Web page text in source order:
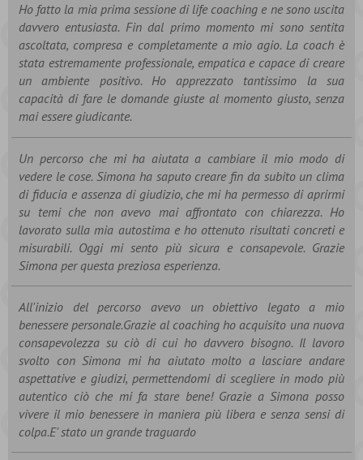
Ho fatto la mia prima sessione di life coaching e ne sono uscita
davvero entusiasta. Fin dal primo momento mi sono sentita
ascoltata, compresa e completamente a mio agio. La coach è
stata estremamente professionale, empatica e capace di creare
un ambiente positivo. Ho apprezzato tantissimo la sua
capacità di fare le domande giuste al momento giusto, senza
mai essere giudicante.
Un percorso che mi ha aiutata a cambiare il mio modo di
vedere le cose. Simona ha saputo creare fin da subito un clima
di fiducia e assenza di giudizio, che mi ha permesso di aprirmi
su temi che non avevo mai affrontato con chiarezza. Ho
lavorato sulla mia autostima e ho ottenuto risultati concreti e
misurabili. Oggi mi sento più sicura e consapevole. Grazie
Simona per questa preziosa esperienza.
All'inizio del percorso avevo un obiettivo legato a mio
benessere personale.Grazie al coaching ho acquisito una nuova
consapevolezza su ciò di cui ho davvero bisogno. Il lavoro
svolto con Simona mi ha aiutato molto a lasciare andare
aspettative e giudizi, permettendomi di scegliere in modo più
autentico ciò che mi fa stare bene! Grazie a Simona posso
vivere il mio benessere in maniera più libera e senza sensi di
colpa.E' stato un grande traguardo